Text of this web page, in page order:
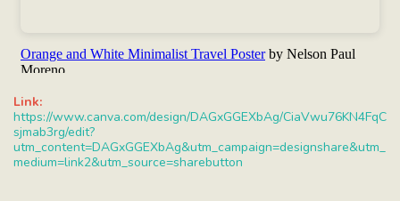
Link:
https://www.canva.com/design/DAGxGGEXbAg/CiaVwu76KN4FqC
sjmab3rg/edit?
utm_content=DAGxGGEXbAg&utm_campaign=designshare&utm_
medium=link2&utm_source=sharebutton